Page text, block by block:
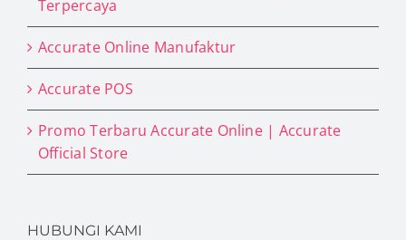
Terpercaya
Accurate Online Manufaktur
Accurate POS
Promo Terbaru Accurate Online | Accurate
Official Store
HUBUNGI KAMI